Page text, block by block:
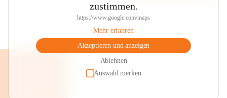
zustimmen.
https://www.google.com/maps
Mehr erfahren
Akzeptieren und anzeigen
Ablehnen
Auswahl merken